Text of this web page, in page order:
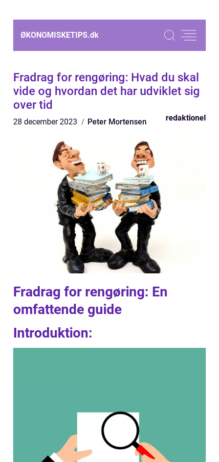
ØKONOMISKETIPS.dk
Fradrag for rengøring: Hvad du skal
vide og hvordan det har udviklet sig
over tid
28 december 2023 Peter Mortensen redaktionel
Fradrag for rengøring: En
omfattende guide
Introduktion: